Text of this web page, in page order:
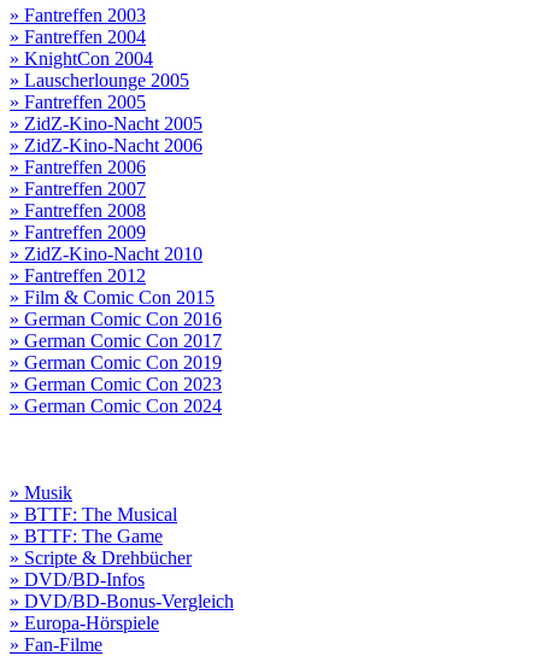
» Fantreffen 2003
» Fantreffen 2004
» KnightCon 2004
» Lauscherlounge 2005
» Fantreffen 2005
» ZidZ-Kino-Nacht 2005
» ZidZ-Kino-Nacht 2006
» Fantreffen 2006
» Fantreffen 2007
» Fantreffen 2008
» Fantreffen 2009
» ZidZ-Kino-Nacht 2010
» Fantreffen 2012
» Film & Comic Con 2015
» German Comic Con 2016
» German Comic Con 2017
» German Comic Con 2019
» German Comic Con 2023
» German Comic Con 2024
» Musik
» BTTF: The Musical
» BTTF: The Game
» Scripte & Drehbücher
» DVD/BD-Infos
» DVD/BD-Bonus-Vergleich
» Europa-Hörspiele
» Fan-Filme